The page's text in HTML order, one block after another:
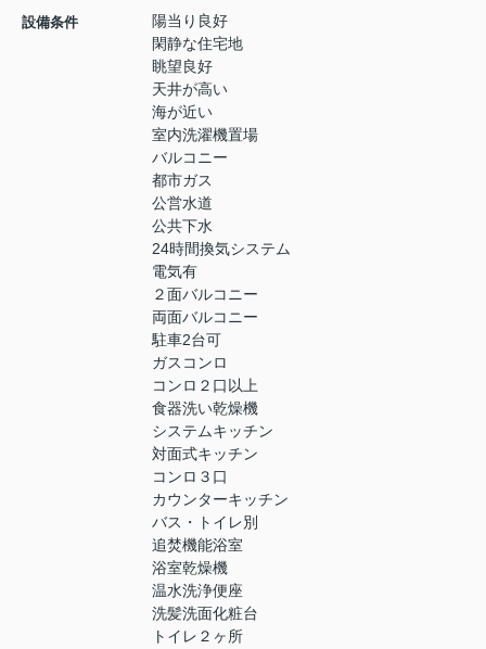
設備条件
陽当り良好
閑静な住宅地
眺望良好
天井が高い
海が近い
室内洗濯機置場
バルコニー
都市ガス
公営水道
公共下水
24時間換気システム
電気有
２面バルコニー
両面バルコニー
駐車2台可
ガスコンロ
コンロ２口以上
食器洗い乾燥機
システムキッチン
対面式キッチン
コンロ３口
カウンターキッチン
バス・トイレ別
追焚機能浴室
浴室乾燥機
温水洗浄便座
洗髪洗面化粧台
トイレ２ヶ所